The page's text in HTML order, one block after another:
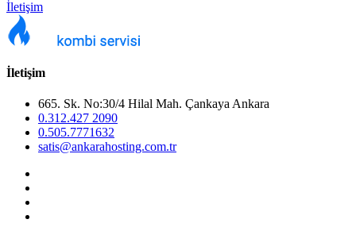
İletişim
İletişim
665. Sk. No:30/4 Hilal Mah. Çankaya Ankara
0.312.427 2090
0.505.7771632
satis@ankarahosting.com.tr